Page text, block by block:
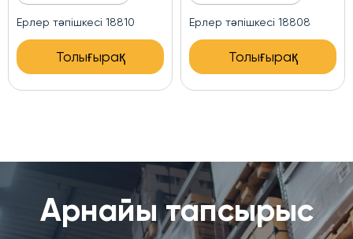
Ерлер тәпішкесі 18810
Толығырақ
Ерлер тәпішкесі 18808
Толығырақ
Арнайы тапсырыс